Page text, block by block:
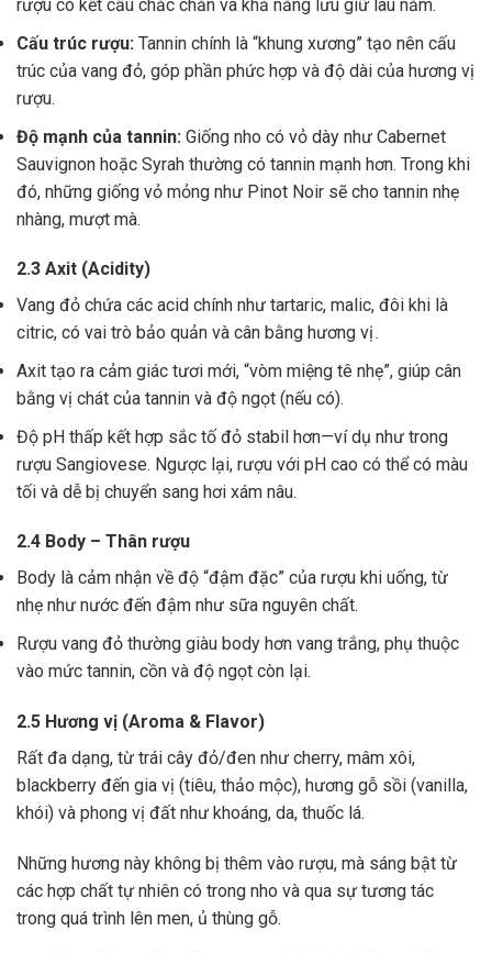
rượu có kết cấu chắc chắn và khả năng lưu giữ lâu năm.
Cấu trúc rượu: Tannin chính là “khung xương” tạo nên cấu
trúc của vang đỏ, góp phần phức hợp và độ dài của hương vị
rượu.
Độ mạnh của tannin: Giống nho có vỏ dày như Cabernet
Sauvignon hoặc Syrah thường có tannin mạnh hơn. Trong khi
đó, những giống vỏ mỏng như Pinot Noir sẽ cho tannin nhẹ
nhàng, mượt mà.
2.3 Axit (Acidity)
Vang đỏ chứa các acid chính như tartaric, malic, đôi khi là
citric, có vai trò bảo quản và cân bằng hương vị .
Axit tạo ra cảm giác tươi mới, “vòm miệng tê nhẹ”, giúp cân
bằng vị chát của tannin và độ ngọt (nếu có).
Độ pH thấp kết hợp sắc tố đỏ stabil hơn—ví dụ như trong
rượu Sangiovese. Ngược lại, rượu với pH cao có thể có màu
tối và dễ bị chuyển sang hơi xám nâu.
2.4 Body – Thân rượu
Body là cảm nhận về độ “đậm đặc” của rượu khi uống, từ
nhẹ như nước đến đậm như sữa nguyên chất.
Rượu vang đỏ thường giàu body hơn vang trắng, phụ thuộc
vào mức tannin, cồn và độ ngọt còn lại.
2.5 Hương vị (Aroma & Flavor)
Rất đa dạng, từ trái cây đỏ/đen như cherry, mâm xôi,
blackberry đến gia vị (tiêu, thảo mộc), hương gỗ sồi (vanilla,
khói) và phong vị đất như khoáng, da, thuốc lá.
Những hương này không bị thêm vào rượu, mà sáng bật từ
các hợp chất tự nhiên có trong nho và qua sự tương tác
trong quá trình lên men, ủ thùng gỗ.